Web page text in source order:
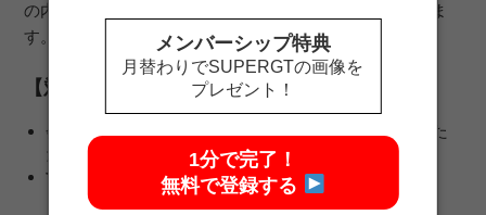
の内ご希望のデザインのステッカーをプレゼントいたしま
す。
【対象】
会場で新たに
いた
だいた方
すでにSUPER GT SQUAREへご登録済み
メンバーシップ特典
月替わりでSUPERGTの画像を
プレゼント！
1分で完了！
無料で登録する